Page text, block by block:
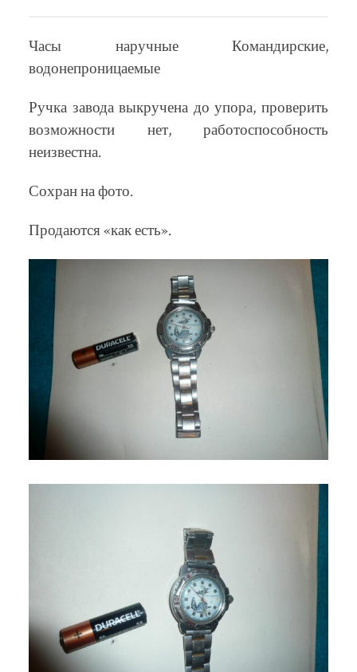
Часы наручные Командирские,
водонепроницаемые
Ручка завода выкручена до упора, проверить
возможности нет, работоспособность
неизвестна.
Сохран на фото.
Продаются «как есть».